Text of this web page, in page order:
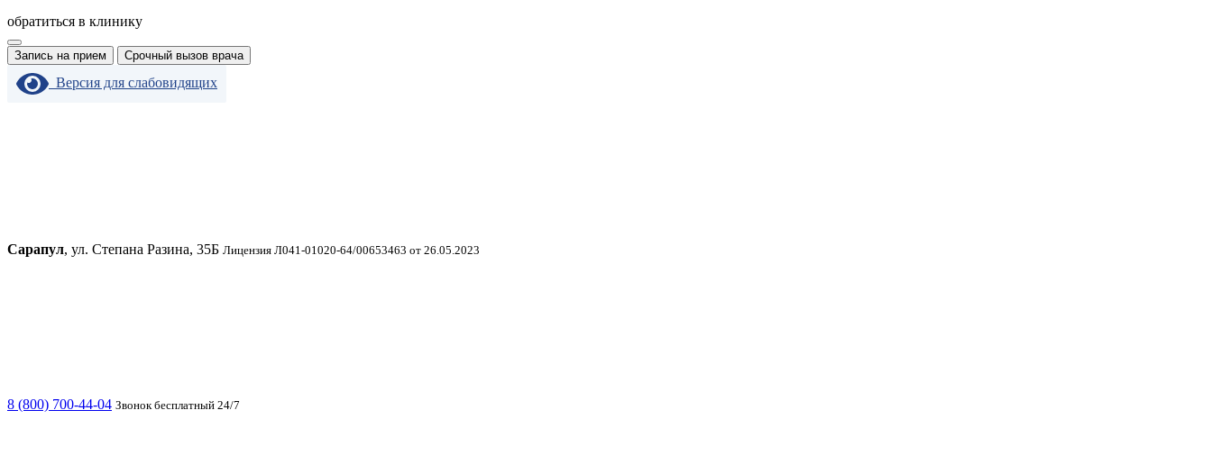
обратиться в клинику
Запись на прием Срочный вызов врача
Версия для слабовидящих
Сарапул, ул. Степана Разина, 35Б Лицензия Л041-01020-64/00653463 от 26.05.2023
8 (800) 700-44-04 Звонок бесплатный 24/7